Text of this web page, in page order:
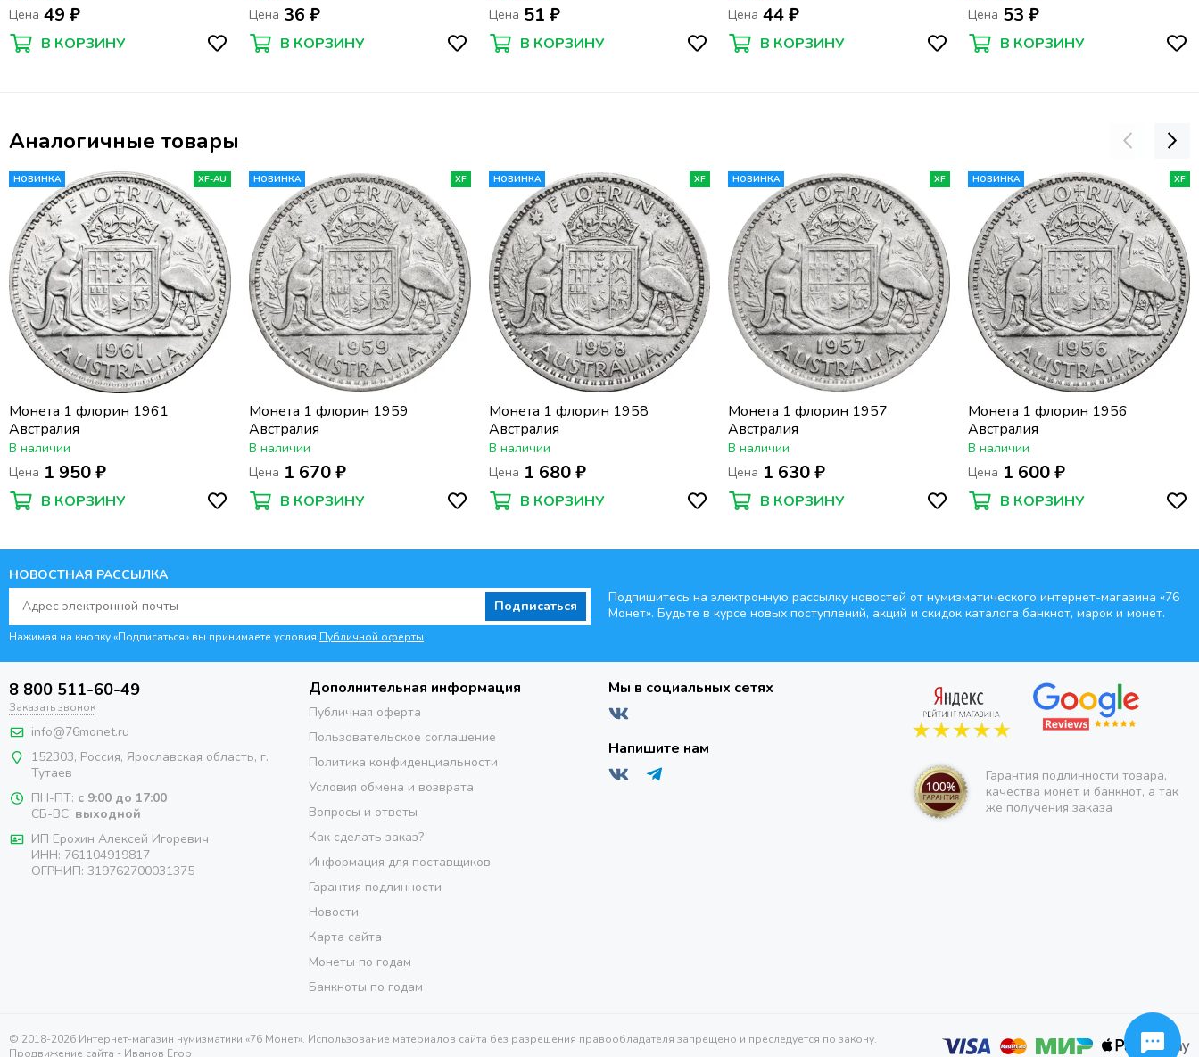
Цена 49 ₽
В КОРЗИНУ
Цена 36 ₽
В КОРЗИНУ
Цена 51 ₽
В КОРЗИНУ
Цена 44 ₽
В КОРЗИНУ
Цена 53 ₽
В КОРЗИНУ
Аналогичные товары
НОВИНКА XF-AU
Монета 1 флорин 1961
Австралия
В наличии
Цена 1 950 ₽
В КОРЗИНУ
НОВИНКА XF
Монета 1 флорин 1959
Австралия
В наличии
Цена 1 670 ₽
В КОРЗИНУ
НОВИНКА XF
Монета 1 флорин 1958
Австралия
В наличии
Цена 1 680 ₽
В КОРЗИНУ
НОВИНКА XF
Монета 1 флорин 1957
Австралия
В наличии
Цена 1 630 ₽
В КОРЗИНУ
НОВИНКА XF
Монета 1 флорин 1956
Австралия
В наличии
Цена 1 600 ₽
В КОРЗИНУ
НОВОСТНАЯ РАССЫЛКА
Подписаться
Нажимая на кнопку «Подписаться» вы принимаете условия Публичной оферты.
Подпишитесь на электронную рассылку новостей от нумизматического интернет-магазина «76
Монет». Будьте в курсе новых поступлений, акций и скидок каталога банкнот, марок и монет.
8 800 511-60-49
Заказать звонок
info@76monet.ru
152303, Россия, Ярославская область, г.
Тутаев
ПН-ПТ: с 9:00 до 17:00
СБ-ВС: выходной
ИП Ерохин Алексей Игоревич
ИНН: 761104919817
ОГРНИП: 319762700031375
Дополнительная информация
Публичная оферта
Пользовательское соглашение
Политика конфиденциальности
Условия обмена и возврата
Вопросы и ответы
Как сделать заказ?
Информация для поставщиков
Гарантия подлинности
Новости
Карта сайта
Монеты по годам
Банкноты по годам
Мы в социальных сетях
Напишите нам
Гарантия подлинности товара,
качества монет и банкнот, а так
же получения заказа
© 2018-2026 Интернет-магазин нумизматики «76 Монет». Использование материалов сайта без разрешения правообладателя запрещено и преследуется по закону.
Продвижение сайта - Иванов Егор